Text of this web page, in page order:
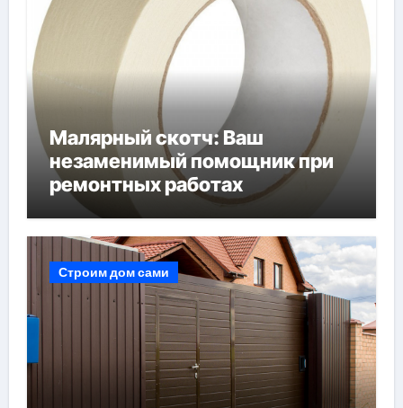
Малярный скотч: Ваш
незаменимый помощник при
ремонтных работах
Строим дом сами